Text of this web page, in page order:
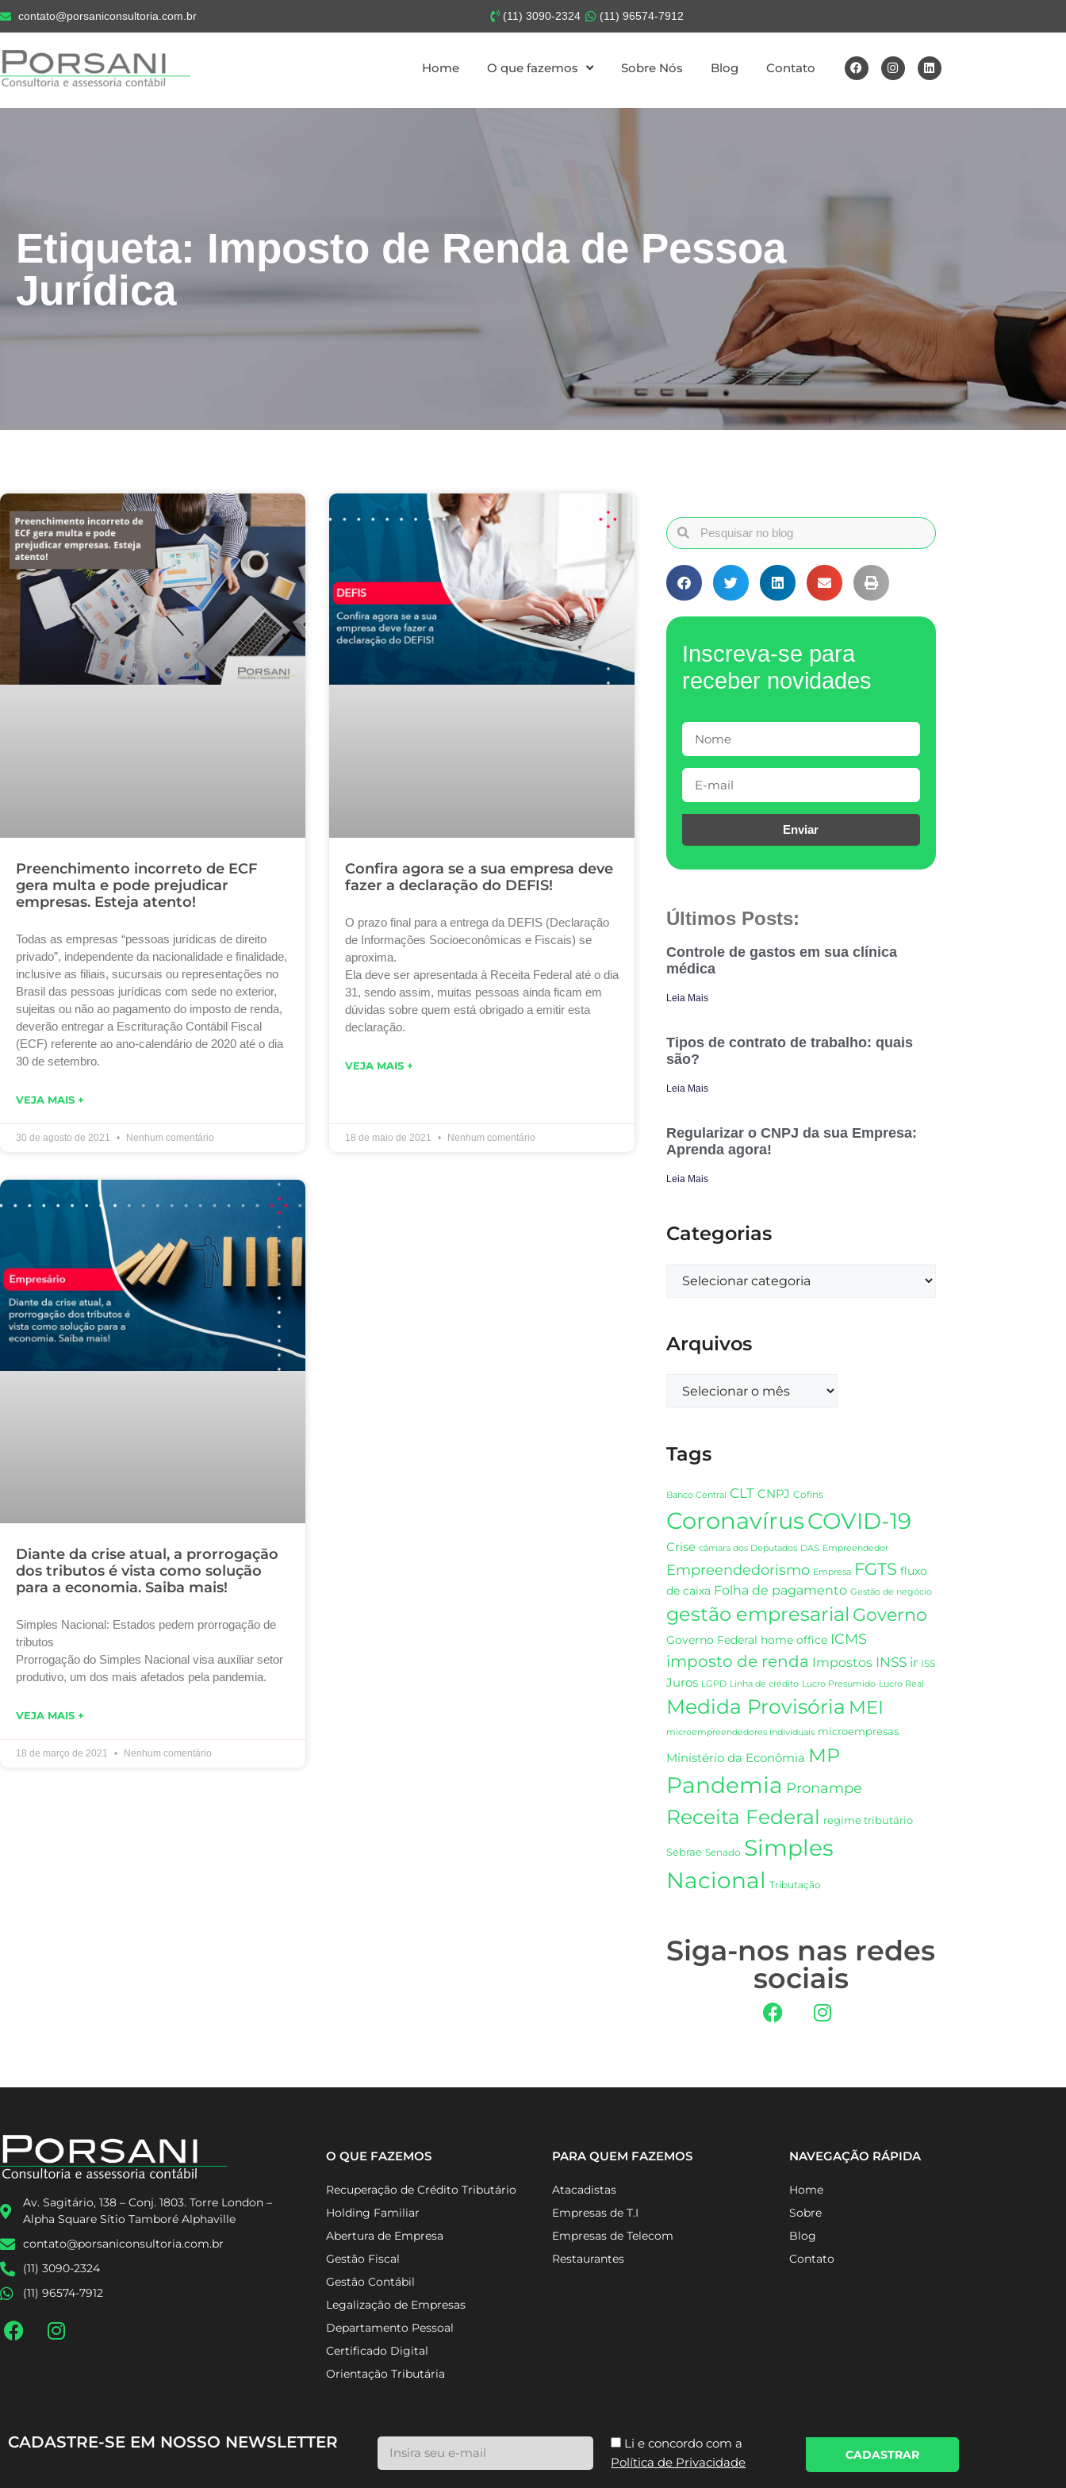
contato@porsaniconsultoria.com.br (11) 3090-2324 (11) 96574-7912
Home O que fazemos Sobre Nós Blog Contato
Etiqueta: Imposto de Renda de Pessoa
Jurídica
Preenchimento incorreto de ECF
gera multa e pode prejudicar
empresas. Esteja atento!
Todas as empresas “pessoas jurídicas de direito
privado”, independente da nacionalidade e finalidade,
inclusive as filiais, sucursais ou representações no
Brasil das pessoas jurídicas com sede no exterior,
sujeitas ou não ao pagamento do imposto de renda,
deverão entregar a Escrituração Contábil Fiscal
(ECF) referente ao ano-calendário de 2020 até o dia
30 de setembro.
VEJA MAIS +
30 de agosto de 2021 Nenhum comentário
Confira agora se a sua empresa deve
fazer a declaração do DEFIS!
O prazo final para a entrega da DEFIS (Declaração
de Informações Socioeconômicas e Fiscais) se
aproxima.
Ela deve ser apresentada à Receita Federal até o dia
31, sendo assim, muitas pessoas ainda ficam em
dúvidas sobre quem está obrigado a emitir esta
declaração.
VEJA MAIS +
18 de maio de 2021 Nenhum comentário
Diante da crise atual, a prorrogação
dos tributos é vista como solução
para a economia. Saiba mais!
Simples Nacional: Estados pedem prorrogação de
tributos
Prorrogação do Simples Nacional visa auxiliar setor
produtivo, um dos mais afetados pela pandemia.
VEJA MAIS +
18 de março de 2021 Nenhum comentário
Inscreva-se para
receber novidades
Enviar
Últimos Posts:
Controle de gastos em sua clínica
médica
Leia Mais
Tipos de contrato de trabalho: quais
são?
Leia Mais
Regularizar o CNPJ da sua Empresa:
Aprenda agora!
Leia Mais
Categorias
Arquivos
Tags
Banco Central CLT CNPJ Cofins
CoronavírusCOVID-19
Crise câmara dos Deputados DAS Empreendedor
Empreendedorismo Empresa FGTS fluxo
de caixa Folha de pagamento Gestão de negócio
gestão empresarial Governo
Governo Federal home office ICMS
imposto de renda Impostos INSS ir ISS
Juros LGPD Linha de crédito Lucro Presumido Lucro Real
Medida Provisória MEI
microempreendedores individuais microempresas
Ministério da Econômia MP
Pandemia Pronampe
Receita Federal regime tributário
Sebrae Senado Simples
Nacional Tributação
Siga-nos nas redes
sociais
Av. Sagitário, 138 – Conj. 1803. Torre London –
Alpha Square Sítio Tamboré Alphaville
contato@porsaniconsultoria.com.br
(11) 3090-2324
(11) 96574-7912
O QUE FAZEMOS
Recuperação de Crédito Tributário
Holding Familiar
Abertura de Empresa
Gestão Fiscal
Gestão Contábil
Legalização de Empresas
Departamento Pessoal
Certificado Digital
Orientação Tributária
PARA QUEM FAZEMOS
Atacadistas
Empresas de T.I
Empresas de Telecom
Restaurantes
NAVEGAÇÃO RÁPIDA
Home
Sobre
Blog
Contato
CADASTRE-SE EM NOSSO NEWSLETTER
Li e concordo com a
Política de Privacidade
CADASTRAR